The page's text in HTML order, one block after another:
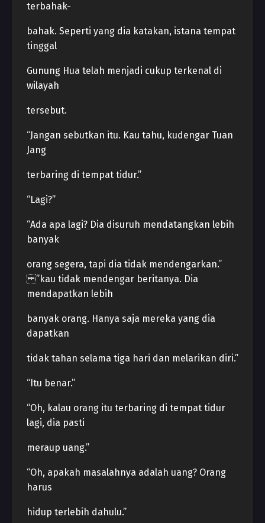
terbahak-
bahak. Seperti yang dia katakan, istana tempat
tinggal
Gunung Hua telah menjadi cukup terkenal di
wilayah
tersebut.
“Jangan sebutkan itu. Kau tahu, kudengar Tuan
Jang
terbaring di tempat tidur.”
“Lagi?”
“Ada apa lagi? Dia disuruh mendatangkan lebih
banyak
orang segera, tapi dia tidak mendengarkan.”
”kau tidak mendengar beritanya. Dia
mendapatkan lebih
banyak orang. Hanya saja mereka yang dia
dapatkan
tidak tahan selama tiga hari dan melarikan diri.”
“Itu benar.”
“Oh, kalau orang itu terbaring di tempat tidur
lagi, dia pasti
meraup uang.”
“Oh, apakah masalahnya adalah uang? Orang
harus
hidup terlebih dahulu.”